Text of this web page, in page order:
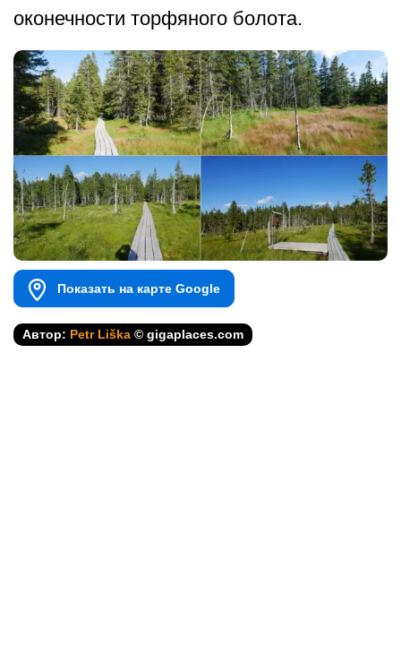
оконечности торфяного болота.
Показать на карте Google
Автор: Petr Liška © gigaplaces.com